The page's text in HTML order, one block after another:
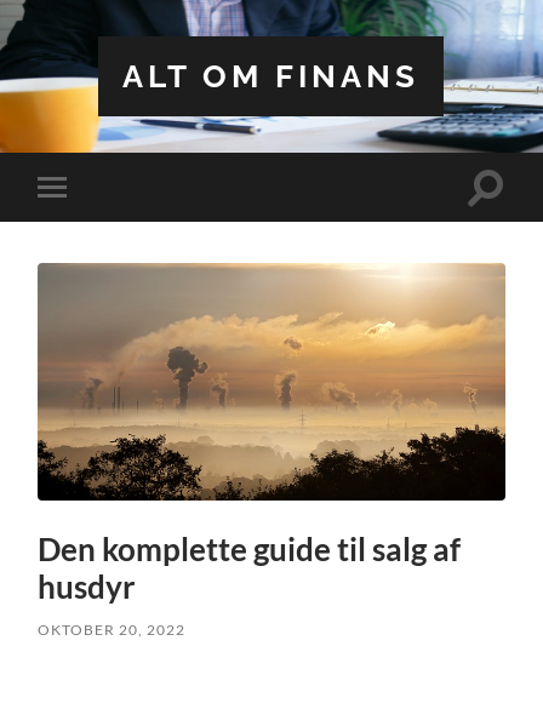
ALT OM FINANS
Toggle
mobile
Toggle
Den komplette guide til salg af
husdyr
OKTOBER 20, 2022